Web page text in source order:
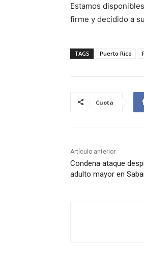
Estamos
firme y decidido a
TAGS Puerto Rico
Cuota
Artículo anterior
Condena ataque
adulto mayor en